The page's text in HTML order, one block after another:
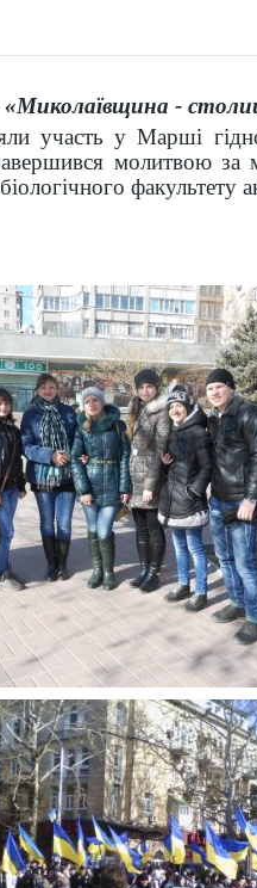
«Миколаївщина -
участь у Марші
молитвою за
факультету